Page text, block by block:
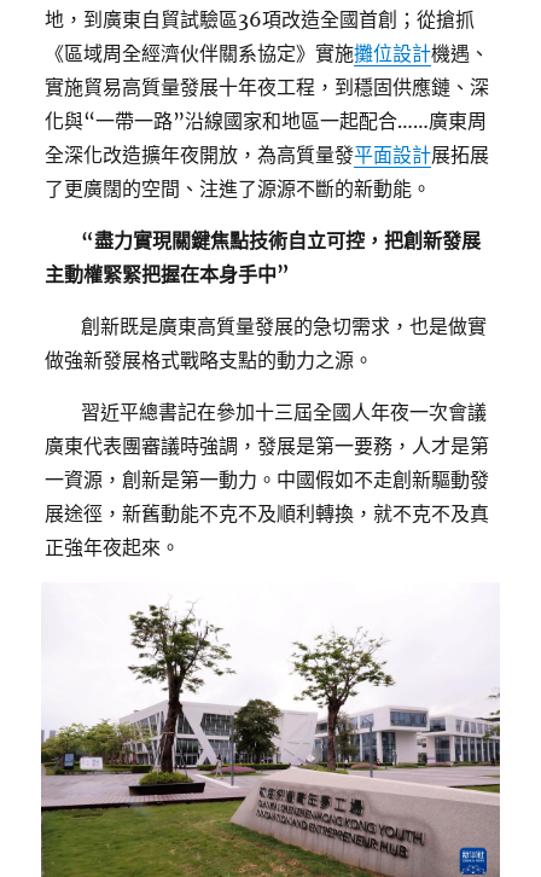
地，到廣東自貿試驗區36項改造全國首創；從搶抓
《區域周全經濟伙伴關系協定》實施攤位設計機遇、
實施貿易高質量發展十年夜工程，到穩固供應鏈、深
化與“一帶一路”沿線國家和地區一起配合……廣東周
全深化改造擴年夜開放，為高質量發平面設計展拓展
了更廣闊的空間、注進了源源不斷的新動能。
“盡力實現關鍵焦點技術自立可控，把創新發展
主動權緊緊把握在本身手中”
創新既是廣東高質量發展的急切需求，也是做實
做強新發展格式戰略支點的動力之源。
習近平總書記在參加十三屆全國人年夜一次會議
廣東代表團審議時強調，發展是第一要務，人才是第
一資源，創新是第一動力。中國假如不走創新驅動發
展途徑，新舊動能不克不及順利轉換，就不克不及真
正強年夜起來。